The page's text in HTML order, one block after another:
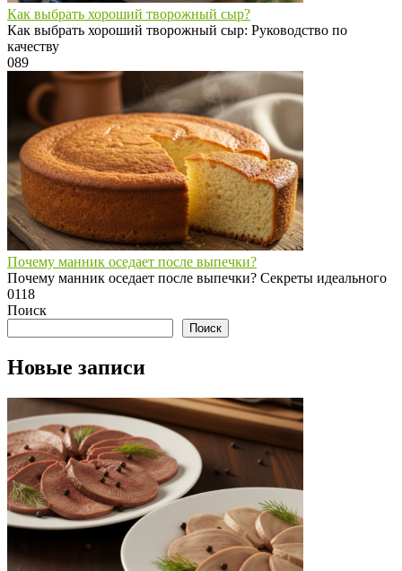
Как выбрать хороший творожный сыр?
Как выбрать хороший творожный сыр: Руководство по
качеству
089
Почему манник оседает после выпечки?
Почему манник оседает после выпечки? Секреты идеального
0118
Поиск
Поиск
Новые записи